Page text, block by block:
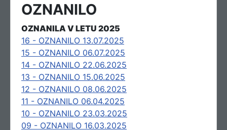
OZNANILO
OZNANILA V LETU 2025
16 - OZNANILO 13.07.2025
15 - OZNANILO 06.07.2025
14 - OZNANILO 22.06.2025
13 - OZNANILO 15.06.2025
12 - OZNANILO 08.06.2025
11 - OZNANILO 06.04.2025
10 - OZNANILO 23.03.2025
09 - OZNANILO 16.03.2025